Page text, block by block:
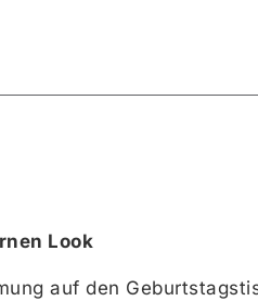
Look
auf den